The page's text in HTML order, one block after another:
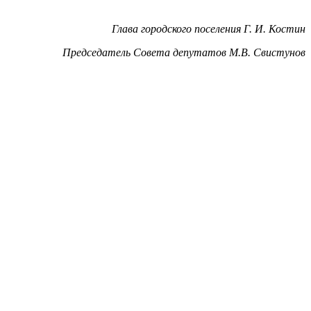
Глава городского поселения Г. И. Костин
Председатель Совета депутатов М.В. Свистунов